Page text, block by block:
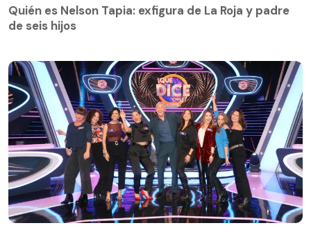
de seis hijos
Quién es Nelson Tapia: exfigura de La Roja y padre
de seis hijos